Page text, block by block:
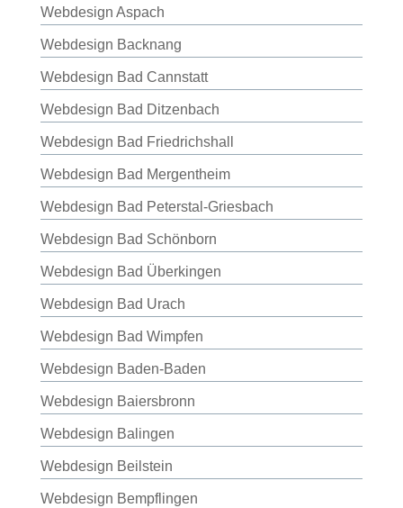
Webdesign Aspach
Webdesign Backnang
Webdesign Bad Cannstatt
Webdesign Bad Ditzenbach
Webdesign Bad Friedrichshall
Webdesign Bad Mergentheim
Webdesign Bad Peterstal-Griesbach
Webdesign Bad Schönborn
Webdesign Bad Überkingen
Webdesign Bad Urach
Webdesign Bad Wimpfen
Webdesign Baden-Baden
Webdesign Baiersbronn
Webdesign Balingen
Webdesign Beilstein
Webdesign Bempflingen